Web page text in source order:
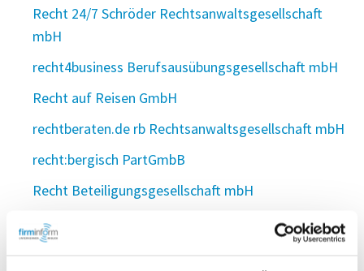
Recht 24/7 Schröder Rechtsanwaltsgesellschaft
mbH
recht4business Berufsausübungsgesellschaft mbH
Recht auf Reisen GmbH
rechtberaten.de rb Rechtsanwaltsgesellschaft mbH
recht:bergisch PartGmbB
Recht Beteiligungsgesellschaft mbH
RechtDialog Rechtsanwaltsgesellschaft mbH